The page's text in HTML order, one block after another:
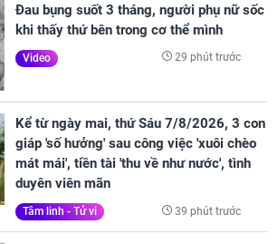
Đau bụng suốt 3 tháng, người phụ nữ sốc
khi thấy thứ bên trong cơ thể mình
Video 29 phút trước
Kể từ ngày mai, thứ Sáu 7/8/2026, 3 con
giáp 'số hưởng' sau công việc 'xuôi chèo
mát mái', tiền tài 'thu về như nước', tình
duyên viên mãn
Tâm linh - Tử vi 39 phút trước